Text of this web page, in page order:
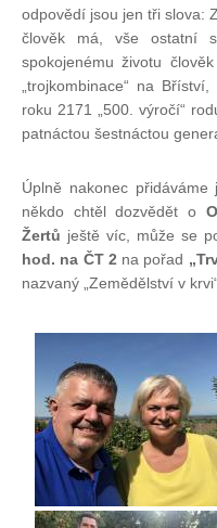
odpovědí jsou jen tři slova:
člověk má, vše ostatní
spokojenému životu
„trojkombinace“ na
roku 2171 „500. výročí“
patnáctou šestnáctou
Úplně nakonec
někdo chtěl dozvědět o
Žertů ještě víc, může se
hod. na ČT 2 na pořad
nazvaný „Zemědělství v